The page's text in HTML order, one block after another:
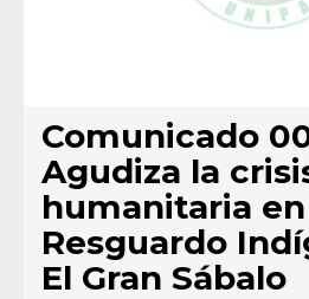
Comunicado
Agudiza la
humanitaria
Resguardo
El Gran Sábalo